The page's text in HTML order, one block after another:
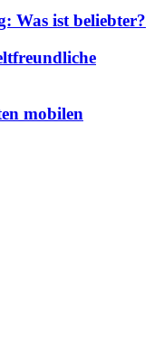
Was ist beliebter?
mobilen